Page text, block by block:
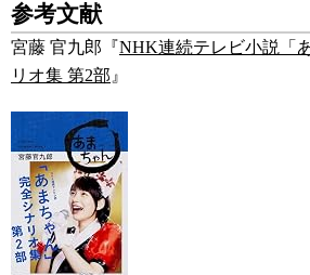
参考文献
宮藤 官九郎『NHK連続テレビ小説「
リオ集 第2部 』